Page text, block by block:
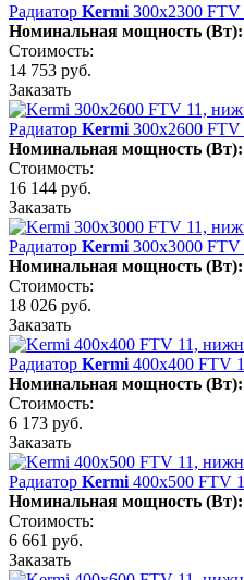
Радиатор Kermi 300х2300
Номинальная мощность (Вт):
Стоимость:
14 753 руб.
Заказать
Радиатор Kermi 300х2600
Номинальная мощность (Вт):
Стоимость:
16 144 руб.
Заказать
Радиатор Kermi 300х3000
Номинальная мощность (Вт):
Стоимость:
18 026 руб.
Заказать
Радиатор Kermi 400х400 FTV
Номинальная мощность (Вт):
Стоимость:
6 173 руб.
Заказать
Радиатор Kermi 400х500 FTV
Номинальная мощность (Вт):
Стоимость:
6 661 руб.
Заказать